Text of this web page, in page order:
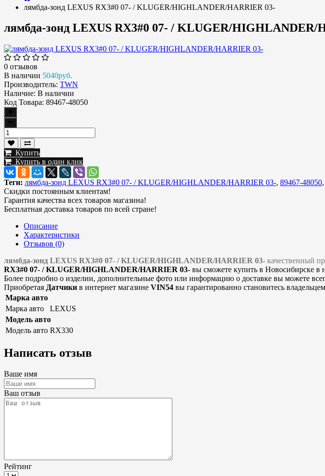
лямбда-зонд LEXUS RX3#0 07- / KLUGER/HIGHLANDER/HARRIER 03-
лямбда-зонд LEXUS RX3#0 07- / KLUGER/HIGHLANDER/
0 отзывов
В наличии 5040руб.
Производитель: TWN
Наличие: В наличии
Код Товара: 89467-48050
Купить
Купить в один клик
Теги: лямбда-зонд LEXUS RX3#0 07- / KLUGER/HIGHLANDER/HARRIER 03-, 89467-48050,
Скидки постоянным клиентам!
Гарантия качества всех товаров магазина!
Бесплатная доставка товаров по всей стране!
Описание
Характеристики
Отзывов (0)
лямбда-зонд LEXUS RX3#0 07- / KLUGER/HIGHLANDER/HARRIER 03- качественный
RX3#0 07- / KLUGER/HIGHLANDER/HARRIER 03- вы сможете купить в Новосибирске в
Более подробно о изделии, дополнительные фото или информацию о доставке вы можете
Приобретая Датчики в интернет магазине VIN54 вы гарантированно становитесь
Марка авто
Марка авто
LEXUS
Модель авто
Модель авто RX330
Написать отзыв
Ваше имя
Ваш отзыв
Рейтинг